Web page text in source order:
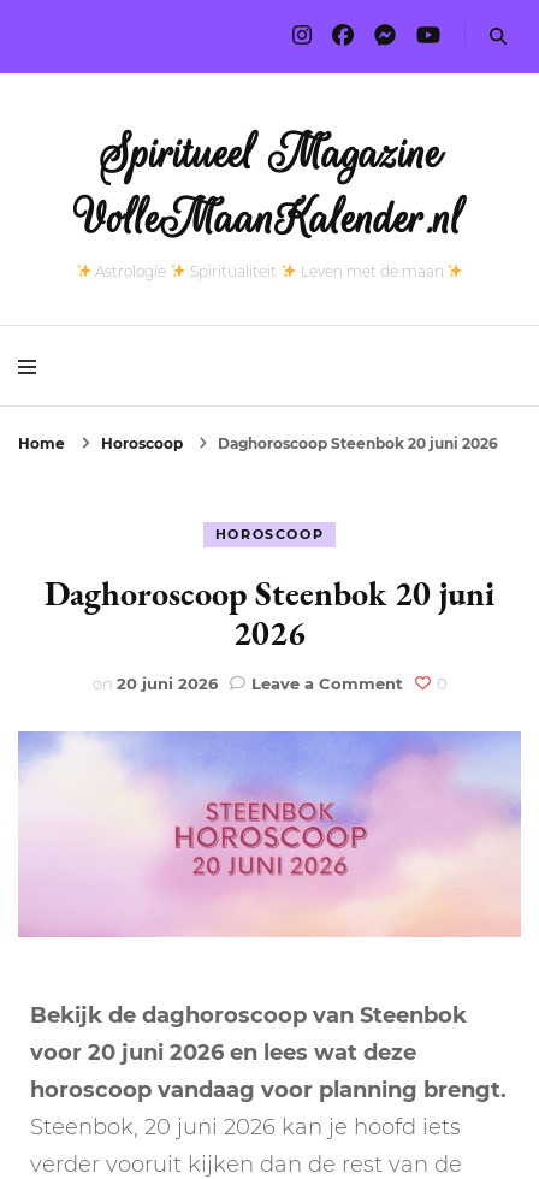
Spiritueel Magazine
VolleMaanKalender.nl
Astrologie Spiritualiteit Leven met de maan
Home Horoscoop Daghoroscoop Steenbok 20 juni 2026
HOROSCOOP
Daghoroscoop Steenbok 20 juni
2026
on 20 juni 2026 Leave a Commenton
Steenbok
20
0
Bekijk de daghoroscoop van Steenbok
voor 20 juni 2026 en lees wat deze
horoscoop vandaag voor planning brengt.
Steenbok, 20 juni 2026 kan je hoofd iets
verder vooruit kijken dan de rest van de